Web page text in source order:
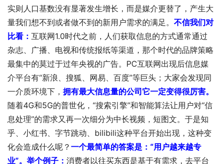
实则人口基数没有显著发生增长，而是媒介更替了，产生大
量我们想不到或者做不到的新用户需求的满足。 不信我们对
比看： 互联网1.0时代之前，人们获取信息的方式通常通过
杂志、广播、电视和传统报纸等渠道，那个时代的品牌策略
最集中的莫过于过年央视的广告。PC互联网出现后信息媒
介平台有“新浪、搜狐、网易、百度”等巨头；大家会发现同
一介质环境下， 拥有最大信息量的公司它一定变得很厉害。
随着4G和5G的普世化，“搜索引擎”和智能算法让用户对“信
息处理”的需求又再一次细分为中长视频，短图文。于是知
乎、小红书、字节跳动、bilibili这种平台开始出现，这种变
化会造成什么呢？ 一个最简单的答案是： “用户越来越专
业”。 举个例子： 消费者以往买东西是基于有需求，去平台